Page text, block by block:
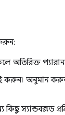
অতিরিক্ত
করুন। অনুমান
কিছু